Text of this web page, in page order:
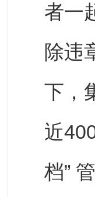
者一
除违
下，
近
档”